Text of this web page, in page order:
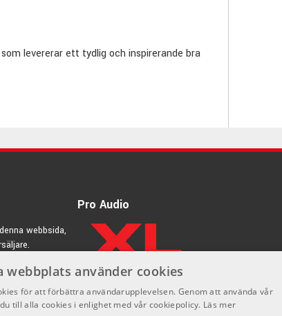
levererar ett tydlig och inspirerande bra
studion eller som musiklur.
har även dessa en behaglig vaddering.
webbsida,
Pro Audio
webbplats använder cookies
för att förbättra användarupplevelsen. Genom att använda vår
till alla cookies i enlighet med vår cookiepolicy. Läs mer